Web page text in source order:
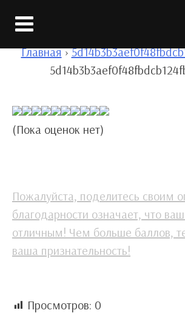
Главная ›
(Пока оценок нет)
Пожалуйста, поделитесь своим
благодарности означает, что
отличным! Чем больше баллов,
ваша признательность!
Просмотров: 0